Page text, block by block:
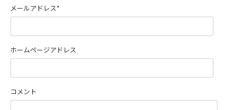
コメント
メールアドレス*
ホームページアドレス